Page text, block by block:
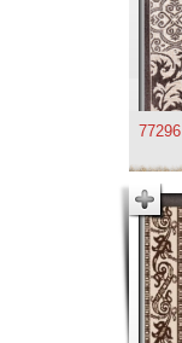
77296